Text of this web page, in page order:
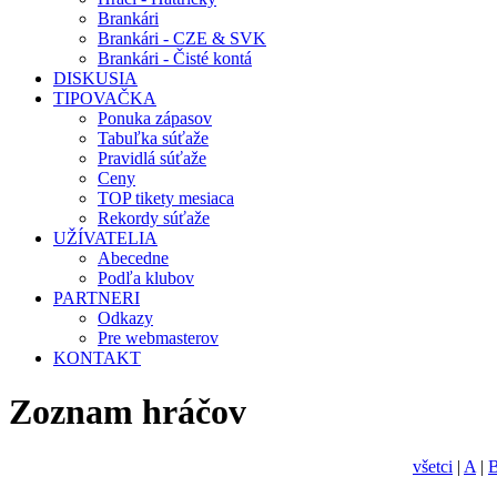
Brankári
Brankári - CZE & SVK
Brankári - Čisté kontá
DISKUSIA
TIPOVAČKA
Ponuka zápasov
Tabuľka súťaže
Pravidlá súťaže
Ceny
TOP tikety mesiaca
Rekordy súťaže
UŽÍVATELIA
Abecedne
Podľa klubov
PARTNERI
Odkazy
Pre webmasterov
KONTAKT
Zoznam hráčov
všetci | A |